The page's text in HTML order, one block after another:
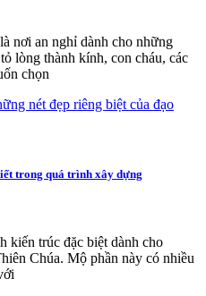
nơi an nghỉ dành cho những
lòng thành kính, con cháu, các
chọn
trong quá trình xây dựng
kiến trúc đặc biệt dành cho
Chúa. Mộ phần này có nhiều